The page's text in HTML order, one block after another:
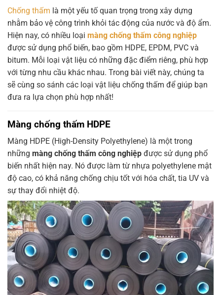
Chống thấm là một yếu tố quan trọng trong xây dựng
nhằm bảo vệ công trình khỏi tác động của nước và độ ẩm.
Hiện nay, có nhiều loại màng chống thấm công nghiệp
được sử dụng phổ biến, bao gồm HDPE, EPDM, PVC và
bitum. Mỗi loại vật liệu có những đặc điểm riêng, phù hợp
với từng nhu cầu khác nhau. Trong bài viết này, chúng ta
sẽ cùng so sánh các loại vật liệu chống thấm để giúp bạn
đưa ra lựa chọn phù hợp nhất!
Màng chống thấm HDPE
Màng HDPE (High-Density Polyethylene) là một trong
những màng chống thấm công nghiệp được sử dụng phổ
biến nhất hiện nay. Nó được làm từ nhựa polyethylene mật
độ cao, có khả năng chống chịu tốt với hóa chất, tia UV và
sự thay đổi nhiệt độ.